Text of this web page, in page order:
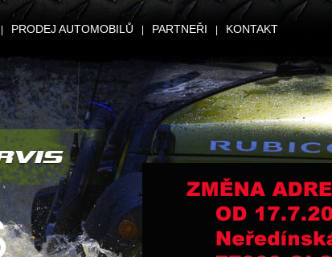
PRODEJ AUTOMOBILŮ PARTNEŘI KONTAKT